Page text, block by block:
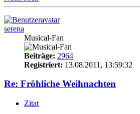
serena
Musical-Fan
Beiträge: 2964
Registriert: 13.08.2011, 13:59:32
Re: Fröhliche Weihnachten
Zitat